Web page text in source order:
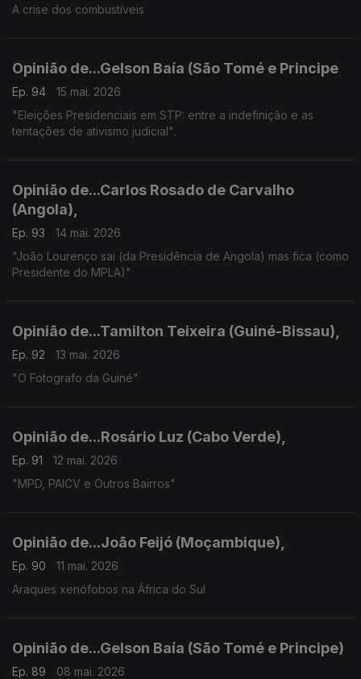
A crise dos combustíveis
Opinião de...Gelson Baía (São Tomé e Principe
Ep. 94
15 mai. 2026
"Eleições Presidenciais em STP: entre a indefinição e as
tentações de ativismo judicial".
Opinião de...Carlos Rosado de Carvalho
(Angola),
Ep. 93
14 mai. 2026
"João Lourenço sai (da Presidência de Angola) mas fica (como
Presidente do MPLA)"
Opinião de...Tamilton Teixeira (Guiné-Bissau),
Ep. 92
13 mai. 2026
"O Fotografo da Guiné"
Opinião de...Rosário Luz (Cabo Verde),
Ep. 91
12 mai. 2026
"MPD, PAICV e Outros Bairros"
Opinião de...João Feijó (Moçambique),
Ep. 90
11 mai. 2026
Araques xenófobos na África do Sul
Opinião de...Gelson Baía (São Tomé e Principe)
Ep. 89
08 mai. 2026